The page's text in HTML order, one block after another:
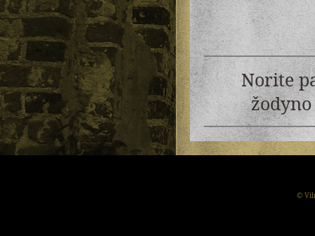
Norite
©